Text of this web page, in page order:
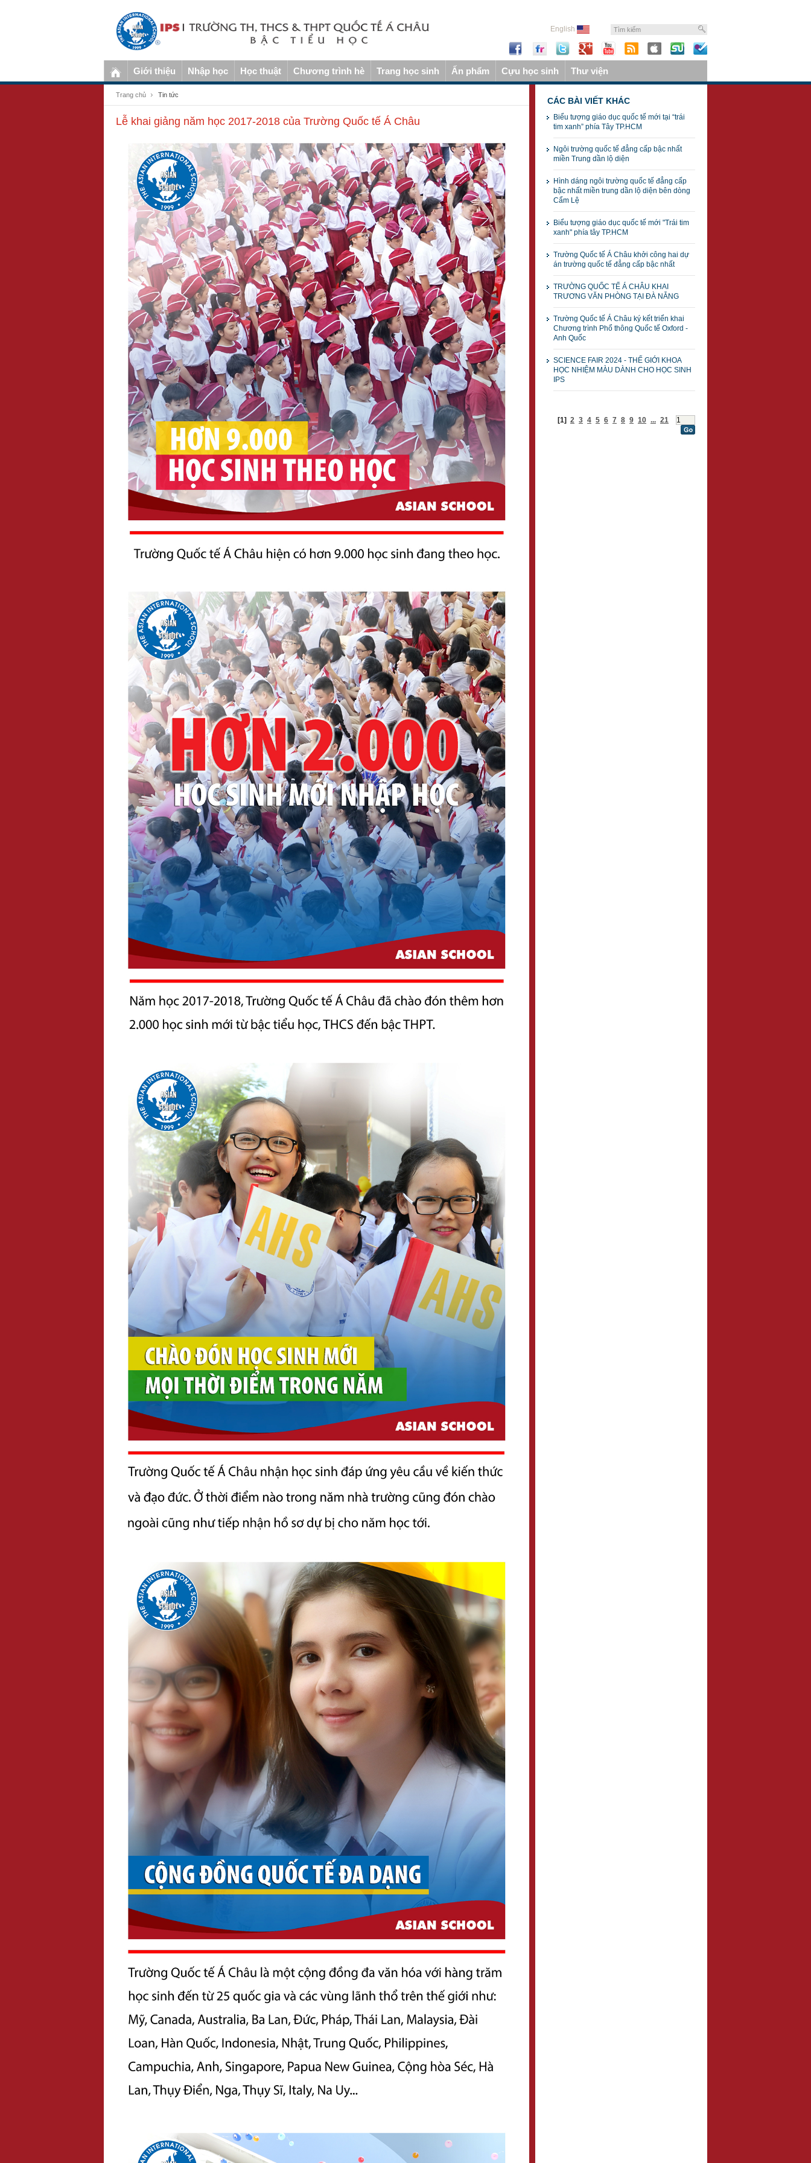
English
Giới thiệu Nhập học Học thuật Chương trình hè Trang học sinh Ấn phẩm Cựu học sinh Thư viện
Trang chủ Tin tức
Lễ khai giảng năm học 2017-2018 của Trường Quốc tế Á Châu
CÁC BÀI VIẾT KHÁC
Biểu tượng giáo dục quốc tế mới tại “trái
tim xanh” phía Tây TP.HCM
Ngôi trường quốc tế đẳng cấp bậc nhất
miền Trung dần lộ diện
Hình dáng ngôi trường quốc tế đẳng cấp
bậc nhất miền trung dần lộ diện bên dòng
Cẩm Lệ
Biểu tượng giáo dục quốc tế mới "Trái tim
xanh" phía tây TP.HCM
Trường Quốc tế Á Châu khởi công hai dự
án trường quốc tế đẳng cấp bậc nhất
TRƯỜNG QUỐC TẾ Á CHÂU KHAI
TRƯƠNG VĂN PHÒNG TẠI ĐÀ NẴNG
Trường Quốc tế Á Châu ký kết triển khai
Chương trình Phổ thông Quốc tế Oxford -
Anh Quốc
SCIENCE FAIR 2024 - THẾ GIỚI KHOA
HỌC NHIỆM MÀU DÀNH CHO HỌC SINH
IPS
[1] 2 3 4 5 6 7 8 9 10 ... 21